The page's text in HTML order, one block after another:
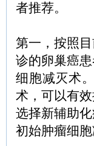
者推荐。
第一，按照
诊的卵巢癌
细胞减灭术
术，可以有
选择新辅助
初始肿瘤细